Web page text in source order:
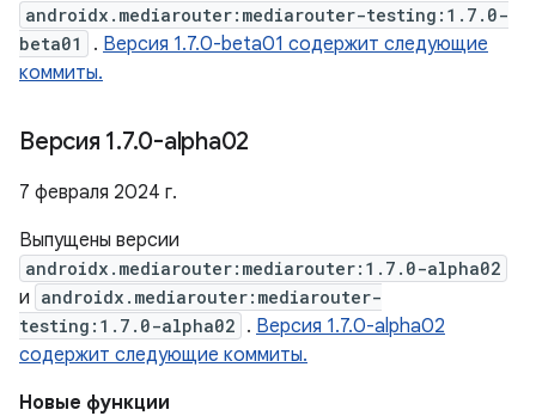
androidx.mediarouter:mediarouter-testing:1.7.0-
beta01
. Версия 1.7.0-beta01 содержит следующие
коммиты.
Версия 1.7.0-alpha02
7 февраля 2024 г.
Выпущены версии
androidx.mediarouter:mediarouter:1.7.0-alpha02
и androidx.mediarouter:mediarouter-
testing:1.7.0-alpha02 . Версия 1.7.0-alpha02
содержит следующие коммиты.
Новые функции